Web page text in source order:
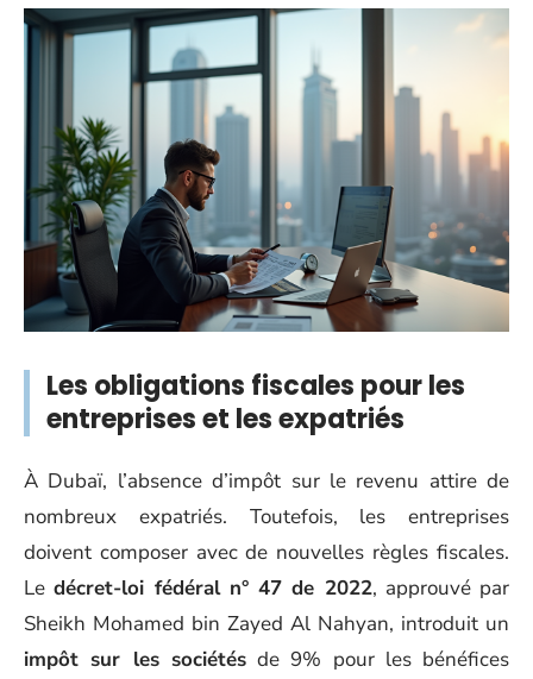
Les obligations fiscales pour les
entreprises et les expatriés
À Dubaï, l’absence d’impôt sur le revenu attire de
nombreux expatriés. Toutefois, les entreprises
doivent composer avec de nouvelles règles fiscales.
Ledécret-loi fédéral n° 47 de 2022, approuvé par
Sheikh Mohamed bin Zayed Al Nahyan, introduit un
impôt sur les sociétésde 9% pour les bénéfices